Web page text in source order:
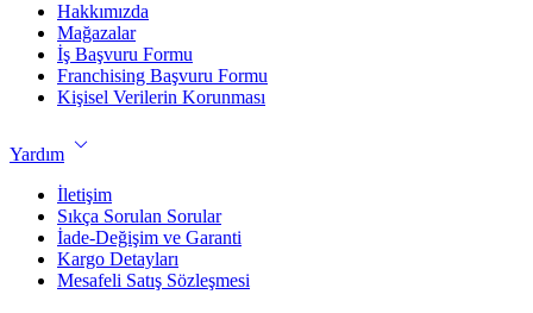
Hakkımızda
Mağazalar
İş Başvuru Formu
Franchising Başvuru Formu
Kişisel Verilerin Korunması
Yardım
İletişim
Sıkça Sorulan Sorular
İade-Değişim ve Garanti
Kargo Detayları
Mesafeli Satış Sözleşmesi